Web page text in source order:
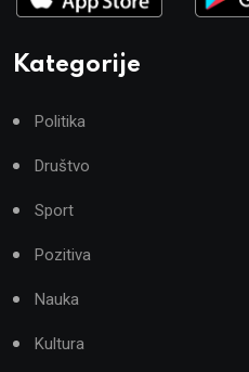
Kategorije
Politika
Društvo
Sport
Pozitiva
Nauka
Kultura